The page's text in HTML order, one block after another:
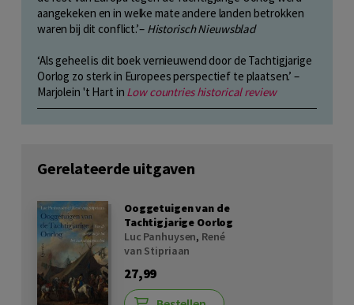
aangekeken en in welke mate andere landen betrokken
waren bij dit conflict.’– Historisch Nieuwsblad
‘Als geheel is dit boek vernieuwend door de Tachtigjarige
Oorlog zo sterk in Europees perspectief te plaatsen.’ –
Marjolein 't Hart in Low countries historical review
Gerelateerde uitgaven
Ooggetuigen van de
Tachtigjarige Oorlog
Luc Panhuysen, René
van Stipriaan
27,99